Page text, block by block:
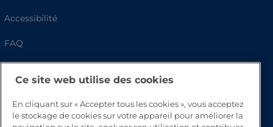
Accessibilité
FAQ
Ce site web utilise des cookies
En cliquant sur « Accepter tous les cookies », vous acceptez
le stockage de cookies sur votre appareil pour améliorer la